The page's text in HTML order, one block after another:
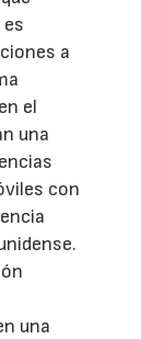
a
el
una
con
una